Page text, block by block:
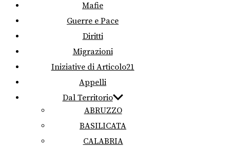
Mafie
Guerre e Pace
Diritti
Migrazioni
Iniziative di Articolo21
Appelli
Dal Territorio
ABRUZZO
BASILICATA
CALABRIA